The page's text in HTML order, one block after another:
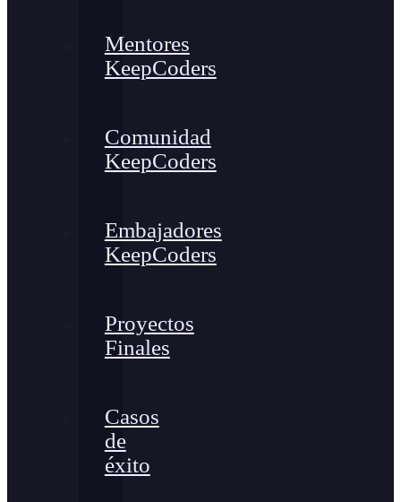
Mentores
KeepCoders
Comunidad
KeepCoders
Embajadores
KeepCoders
Proyectos
Finales
Casos
de
éxito